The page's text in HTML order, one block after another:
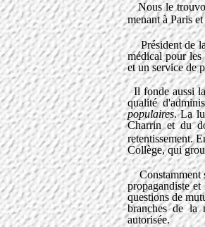
Nous le
menant à Paris
Président de la
médical pour les
et un service de
Il fonde aussi la
qualité
populaires. La
Charrin et du
retentissement.
Collège, qui
Constamment
propagandiste
questions de
branches de la
autorisée.